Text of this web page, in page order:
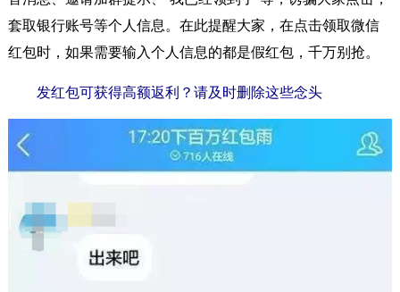
套取银行账号等个人信息。在此提醒大家，在点击领取微信
红包时，如果需要输入个人信息的都是假红包，千万别抢。
发红包可获得高额返利？请及时删除这些念头